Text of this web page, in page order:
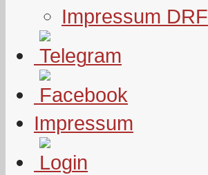
Impressum DRF
Impressum